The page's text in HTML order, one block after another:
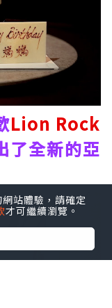
Lion Rock
了全新的亞
站體驗，請確定
才可繼續瀏覽。